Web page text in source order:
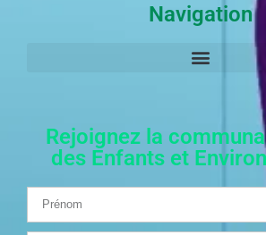
Navigation
Rejoignez la
des Enfants et